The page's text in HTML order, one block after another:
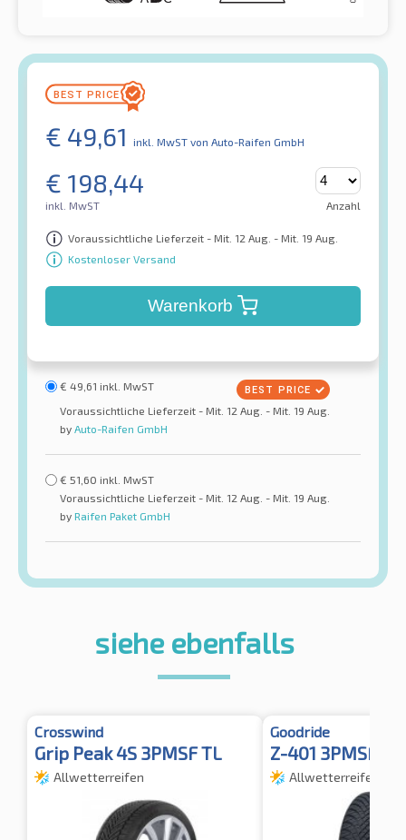
€ 49,61 inkl. MwST von Auto-Raifen GmbH
€ 198,44
inkl. MwST Anzahl
Voraussichtliche Lieferzeit - Mit. 12 Aug. - Mit. 19 Aug.
Kostenloser Versand
Warenkorb
€ 49,61 inkl. MwST
Voraussichtliche Lieferzeit - Mit. 12 Aug. - Mit. 19 Aug.
by Auto-Raifen GmbH
€ 51,60 inkl. MwST
Voraussichtliche Lieferzeit - Mit. 12 Aug. - Mit. 19 Aug.
by Raifen Paket GmbH
siehe ebenfalls
Crosswind
Grip Peak 4S 3PMSF TL
Allwetterreifen
Goodride
Z-401 3PMSF
Allwetterreifen